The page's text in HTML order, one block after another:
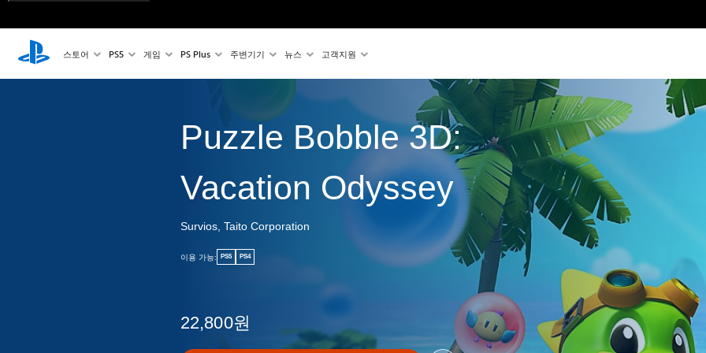
스토어 PS5 게임 PS Plus 주변기기 뉴스 고객지원
Puzzle Bobble 3D:
Vacation Odyssey
Survios, Taito Corporation
이용 가능: PS5 PS4
22,800원